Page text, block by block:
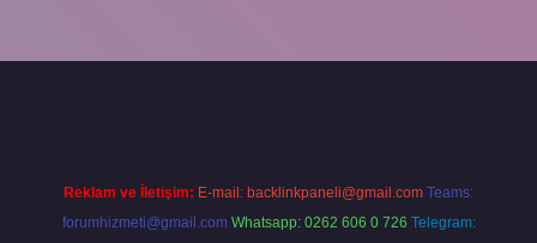
Reklam ve İletişim: E-mail: backlinkpaneli@gmail.com Teams:
forumhizmeti@gmail.com Whatsapp: 0262 606 0 726 Telegram: